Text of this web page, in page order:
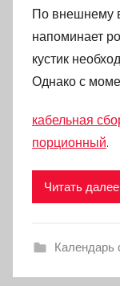
По внешнему
напоминает
кустик
Однако с
кабельная
порционный.
Читать далее
Календарь